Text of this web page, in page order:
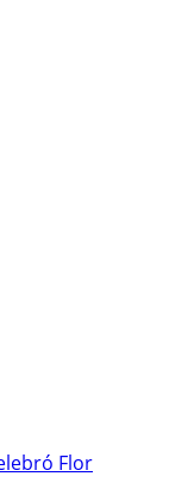
Flor